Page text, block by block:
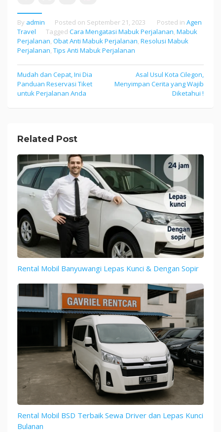
By admin Posted on September 21, 2023 Posted in Agen
Travel
Tagged Cara Mengatasi Mabuk Perjalanan Mabuk
Perjalanan Obat Anti Mabuk Perjalanan Resolusi Mabuk
Perjalanan Tips Anti Mabuk Perjalanan
Post
navigation
Mudah dan Cepat, Ini Dia
Panduan Reservasi Tiket
untuk Perjalanan Anda
Asal Usul Kota Cilegon,
Menyimpan Cerita yang Wajib
Diketahui !
Related Post
Rental Mobil Banyuwangi Lepas Kunci & Dengan Sopir
Rental Mobil BSD Terbaik Sewa Driver dan Lepas Kunci
Bulanan